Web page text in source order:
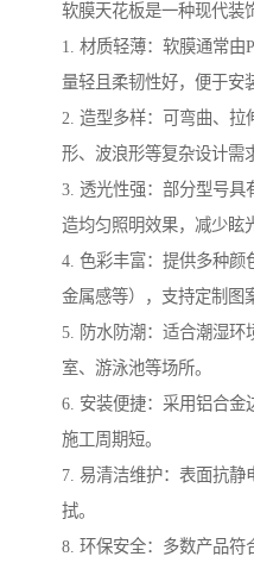
软膜天花板是一种现代装
1. 材质轻薄：软膜通常由
量轻且柔韧性好，便于安
2. 造型多样：可弯曲、拉
形、波浪形等复杂设计需
3. 透光性强：部分型号具
造均匀照明效果，减少眩
4. 色彩丰富：提供多种颜
金属感等），支持定制图
5. 防水防潮：适合潮湿环
室、游泳池等场所。
6. 安装便捷：采用铝合金
施工周期短。
7. 易清洁维护：表面抗静
拭。
8. 环保安全：多数产品符